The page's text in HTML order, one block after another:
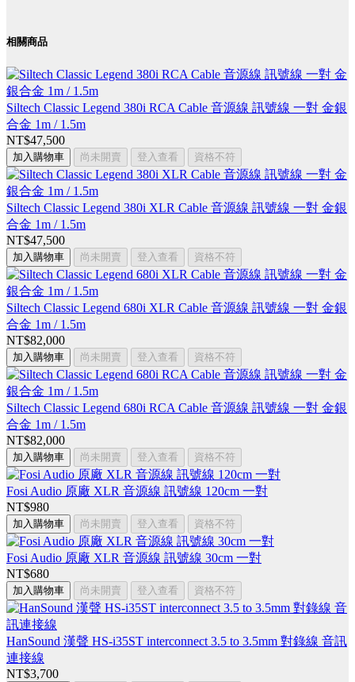
相關商品
Siltech Classic Legend 380i RCA Cable 音源線 訊號線 一對 金銀
合金 1m / 1.5m
NT$47,500
加入購物車 尚未開賣 登入查看 資格不符
Siltech Classic Legend 380i XLR Cable 音源線 訊號線 一對 金銀
合金 1m / 1.5m
NT$47,500
加入購物車 尚未開賣 登入查看 資格不符
Siltech Classic Legend 680i XLR Cable 音源線 訊號線 一對 金銀
合金 1m / 1.5m
NT$82,000
加入購物車 尚未開賣 登入查看 資格不符
Siltech Classic Legend 680i RCA Cable 音源線 訊號線 一對 金銀
合金 1m / 1.5m
NT$82,000
加入購物車 尚未開賣 登入查看 資格不符
Fosi Audio 原廠 XLR 音源線 訊號線 120cm 一對
NT$980
加入購物車 尚未開賣 登入查看 資格不符
Fosi Audio 原廠 XLR 音源線 訊號線 30cm 一對
NT$680
加入購物車 尚未開賣 登入查看 資格不符
HanSound 漢聲 HS-i35ST interconnect 3.5 to 3.5mm 對錄線 音訊
連接線
NT$3,700